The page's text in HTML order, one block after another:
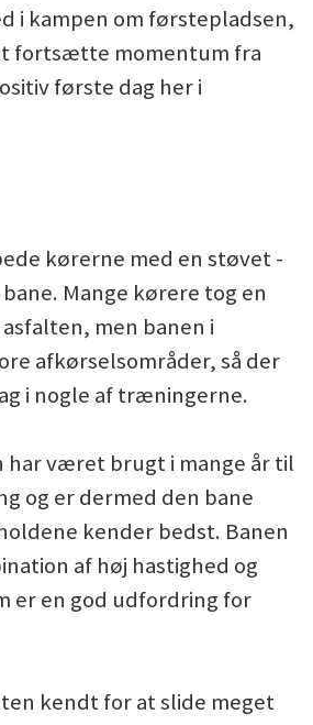
i kampen om førstepladsen,
fortsætte momentum fra
første dag her i
kørerne med en støvet -
Mange kørere tog en
men banen i
afkørselsområder, så der
i nogle af træningerne.
har været brugt i mange år til
og er dermed den bane
kender bedst. Banen
af høj hastighed og
er en god udfordring for
kendt for at slide meget